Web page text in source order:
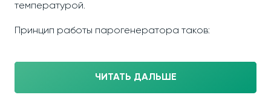
температурой.
Принцип работы парогенератора таков:
ЧИТАТЬ ДАЛЬШЕ